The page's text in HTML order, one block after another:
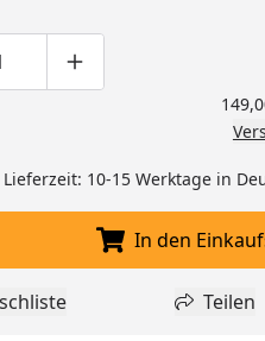
um eins verringern
Produktmenge manuell
Produktmenge um
10-15 Werktage in
In
In den
Produkt zur WunschlisteTeilen
Teilen